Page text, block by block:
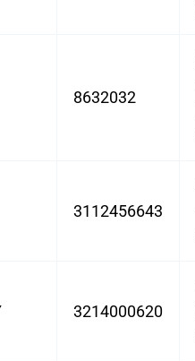
8632032
3112456643
3214000620